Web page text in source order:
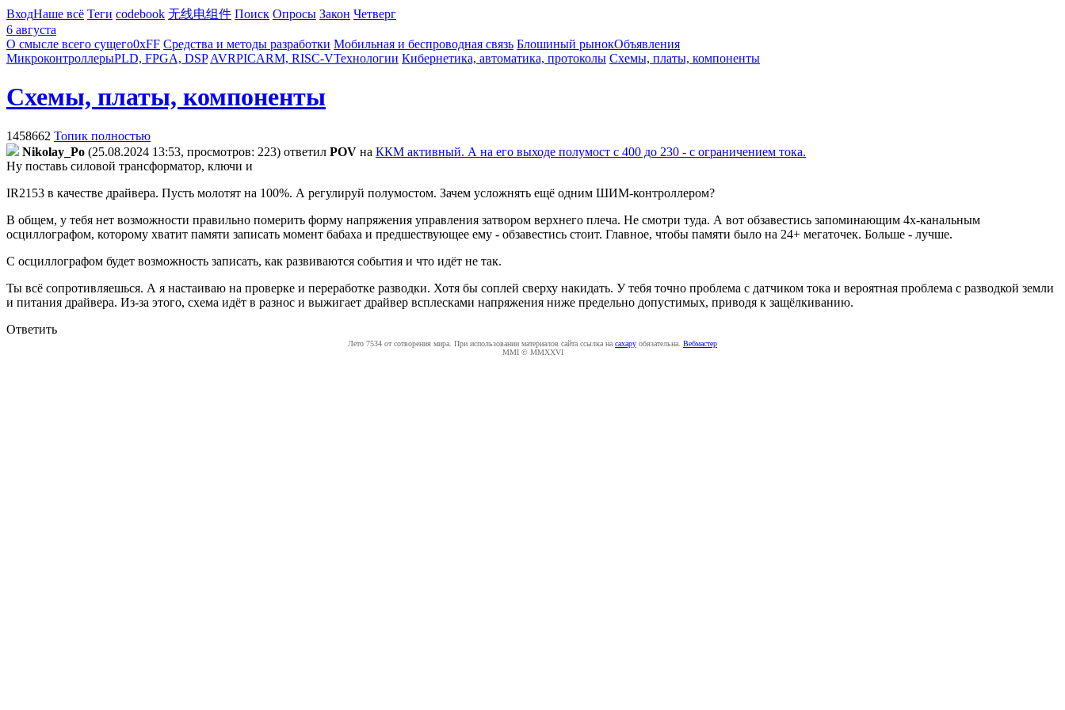
ВходНаше всё Теги codebook 无线电组件 Поиск Опросы Закон Четверг
6 августа
О смысле всего сущего0xFF Средства и методы разработки Мобильная и беспроводная связь Блошиный рынокОбъявления
МикроконтроллерыPLD, FPGA, DSP AVRPICARM, RISC-VТехнологии Кибернетика, автоматика, протоколы Схемы, платы, компоненты
Схемы, платы, компоненты
1458662 Топик полностью
Nikolay_Po (25.08.2024 13:53, просмотров: 223) ответил POV на ККМ активный. А на его выходе полумост с 400 до 230 - с ограничением тока.
Ну поставь силовой трансформатор, ключи и
IR2153 в качестве драйвера. Пусть молотят на 100%. А регулируй полумостом. Зачем усложнять ещё одним ШИМ-контроллером?
В общем, у тебя нет возможности правильно померить форму напряжения управления затвором верхнего плеча. Не смотри туда. А вот обзавестись запоминающим 4х-канальным
осциллографом, которому хватит памяти записать момент бабаха и предшествующее ему - обзавестись стоит. Главное, чтобы памяти было на 24+ мегаточек. Больше - лучше.
С осциллографом будет возможность записать, как развиваются события и что идёт не так.
Ты всё сопротивляешься. А я настаиваю на проверке и переработке разводки. Хотя бы соплей сверху накидать. У тебя точно проблема с датчиком тока и вероятная проблема с разводкой земли
и питания драйвера. Из-за этого, схема идёт в разнос и выжигает драйвер всплесками напряжения ниже предельно допустимых, приводя к защёлкиванию.
Ответить
Лето 7534 от сотворения мира. При использовании материалов сайта ссылка на caxapу обязательна. Вебмастер
MMI © MMXXVI